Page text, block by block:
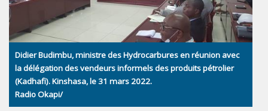
Didier Budimbu, ministre des Hydrocarbures en réunion avec
la délégation des vendeurs informels des produits pétrolier
(Kadhafi). Kinshasa, le 31 mars 2022.
Radio Okapi/